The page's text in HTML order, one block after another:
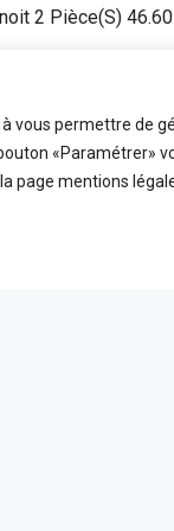
vous permettre de
«Paramétrer»
page mentions
2 Pièce(s)